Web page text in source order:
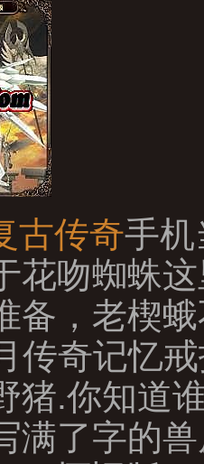
古传奇手机
花吻蜘蛛
备，老楔
传奇记忆
猪.你知道
满了字的